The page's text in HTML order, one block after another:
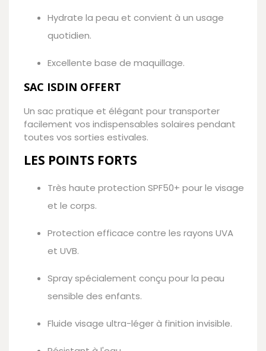
Hydrate la peau et convient à un usage
quotidien.
Excellente base de maquillage.
SAC ISDIN OFFERT
Un sac pratique et élégant pour transporter
facilement vos indispensables solaires pendant
toutes vos sorties estivales.
LES POINTS FORTS
Très haute protection SPF50+ pour le visage
et le corps.
Protection efficace contre les rayons UVA
et UVB.
Spray spécialement conçu pour la peau
sensible des enfants.
Fluide visage ultra-léger à finition invisible.